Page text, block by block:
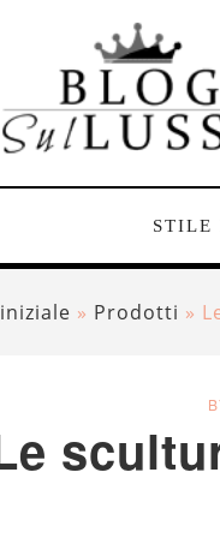
» Prodotti »